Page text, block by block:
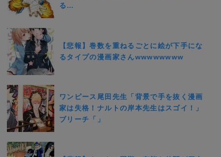
る…
【悲報】巻数を重ねるごとに絵が下手にな
るタイプの漫画家さんwwwwwwww
ワンピース尾田先生「背景で手を抜く漫画
家は失格！ナルトの岸本先生はスゴイ！」
ブリーチ「」